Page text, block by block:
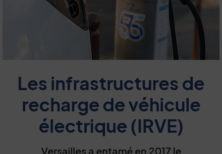
Les infrastructures de
recharge de véhicule
électrique (IRVE)
Versailles a entamé en 2017 le